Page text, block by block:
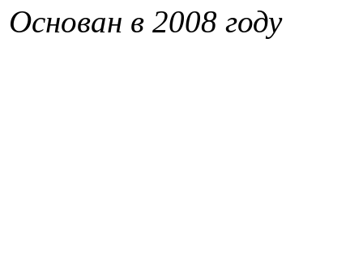
Основан в 2008 году